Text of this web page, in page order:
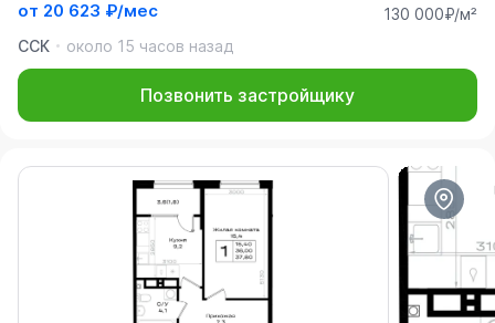
от 20 623 ₽/мес
130 000₽/м²
ССК
около 15 часов назад
Позвонить застройщику